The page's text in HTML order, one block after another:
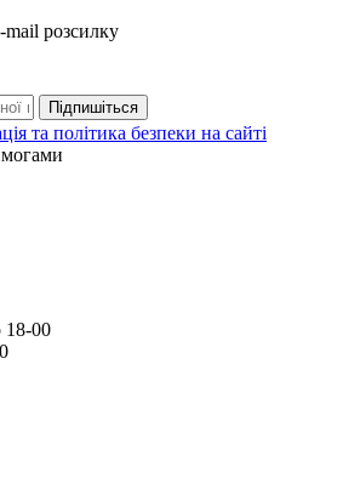
розсилку
Підпишіться
та політика безпеки на сайті
18-00